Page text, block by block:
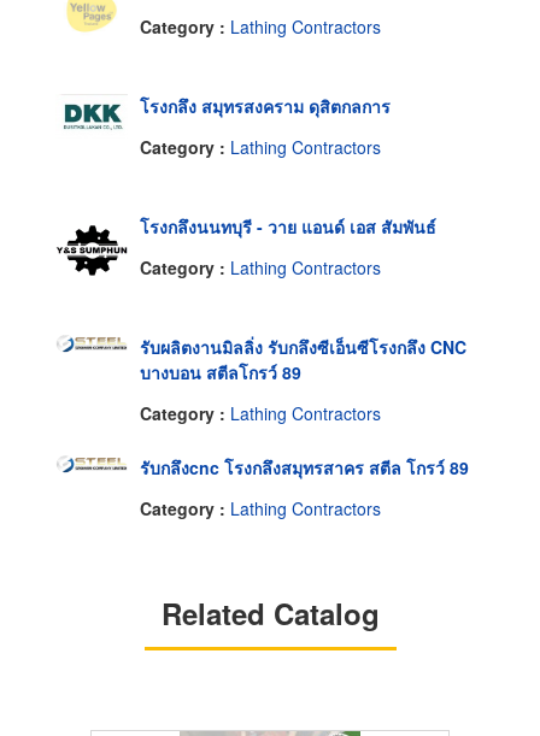
Category : Lathing Contractors
โรงกลึง สมุทรสงคราม ดุสิตกลการ
Category : Lathing Contractors
โรงกลึงนนทบุรี - วาย แอนด์ เอส สัมพันธ์
Category : Lathing Contractors
รับผลิตงานมิลลิ่ง รับกลึงซีเอ็นซีโรงกลึง CNC
บางบอน สตีลโกรว์ 89
Category : Lathing Contractors
รับกลึงcnc โรงกลึงสมุทรสาคร สตีล โกรว์ 89
Category : Lathing Contractors
Related Catalog